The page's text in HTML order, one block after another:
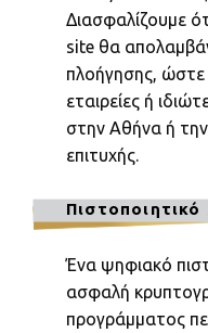
Διασφαλίζουμε
site θα
πλοήγησης, ώστε
εταιρείες ή
στην Αθήνα ή την
επιτυχής.
Πιστοποιητικό
Ένα ψηφιακό
ασφαλή
προγράμματος